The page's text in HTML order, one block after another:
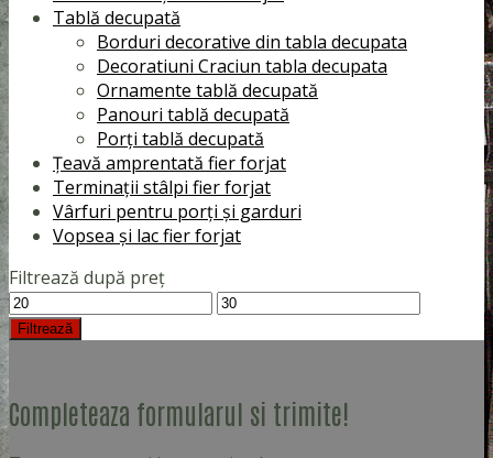
Tablă decupată
Borduri decorative din tabla decupata
Decoratiuni Craciun tabla decupata
Ornamente tablă decupată
Panouri tablă decupată
Porți tablă decupată
Țeavă amprentată fier forjat
Terminații stâlpi fier forjat
Vârfuri pentru porți și garduri
Vopsea și lac fier forjat
Filtrează după preț
Preț
minim
Preț
Filtrează
Completeaza formularul si trimite!